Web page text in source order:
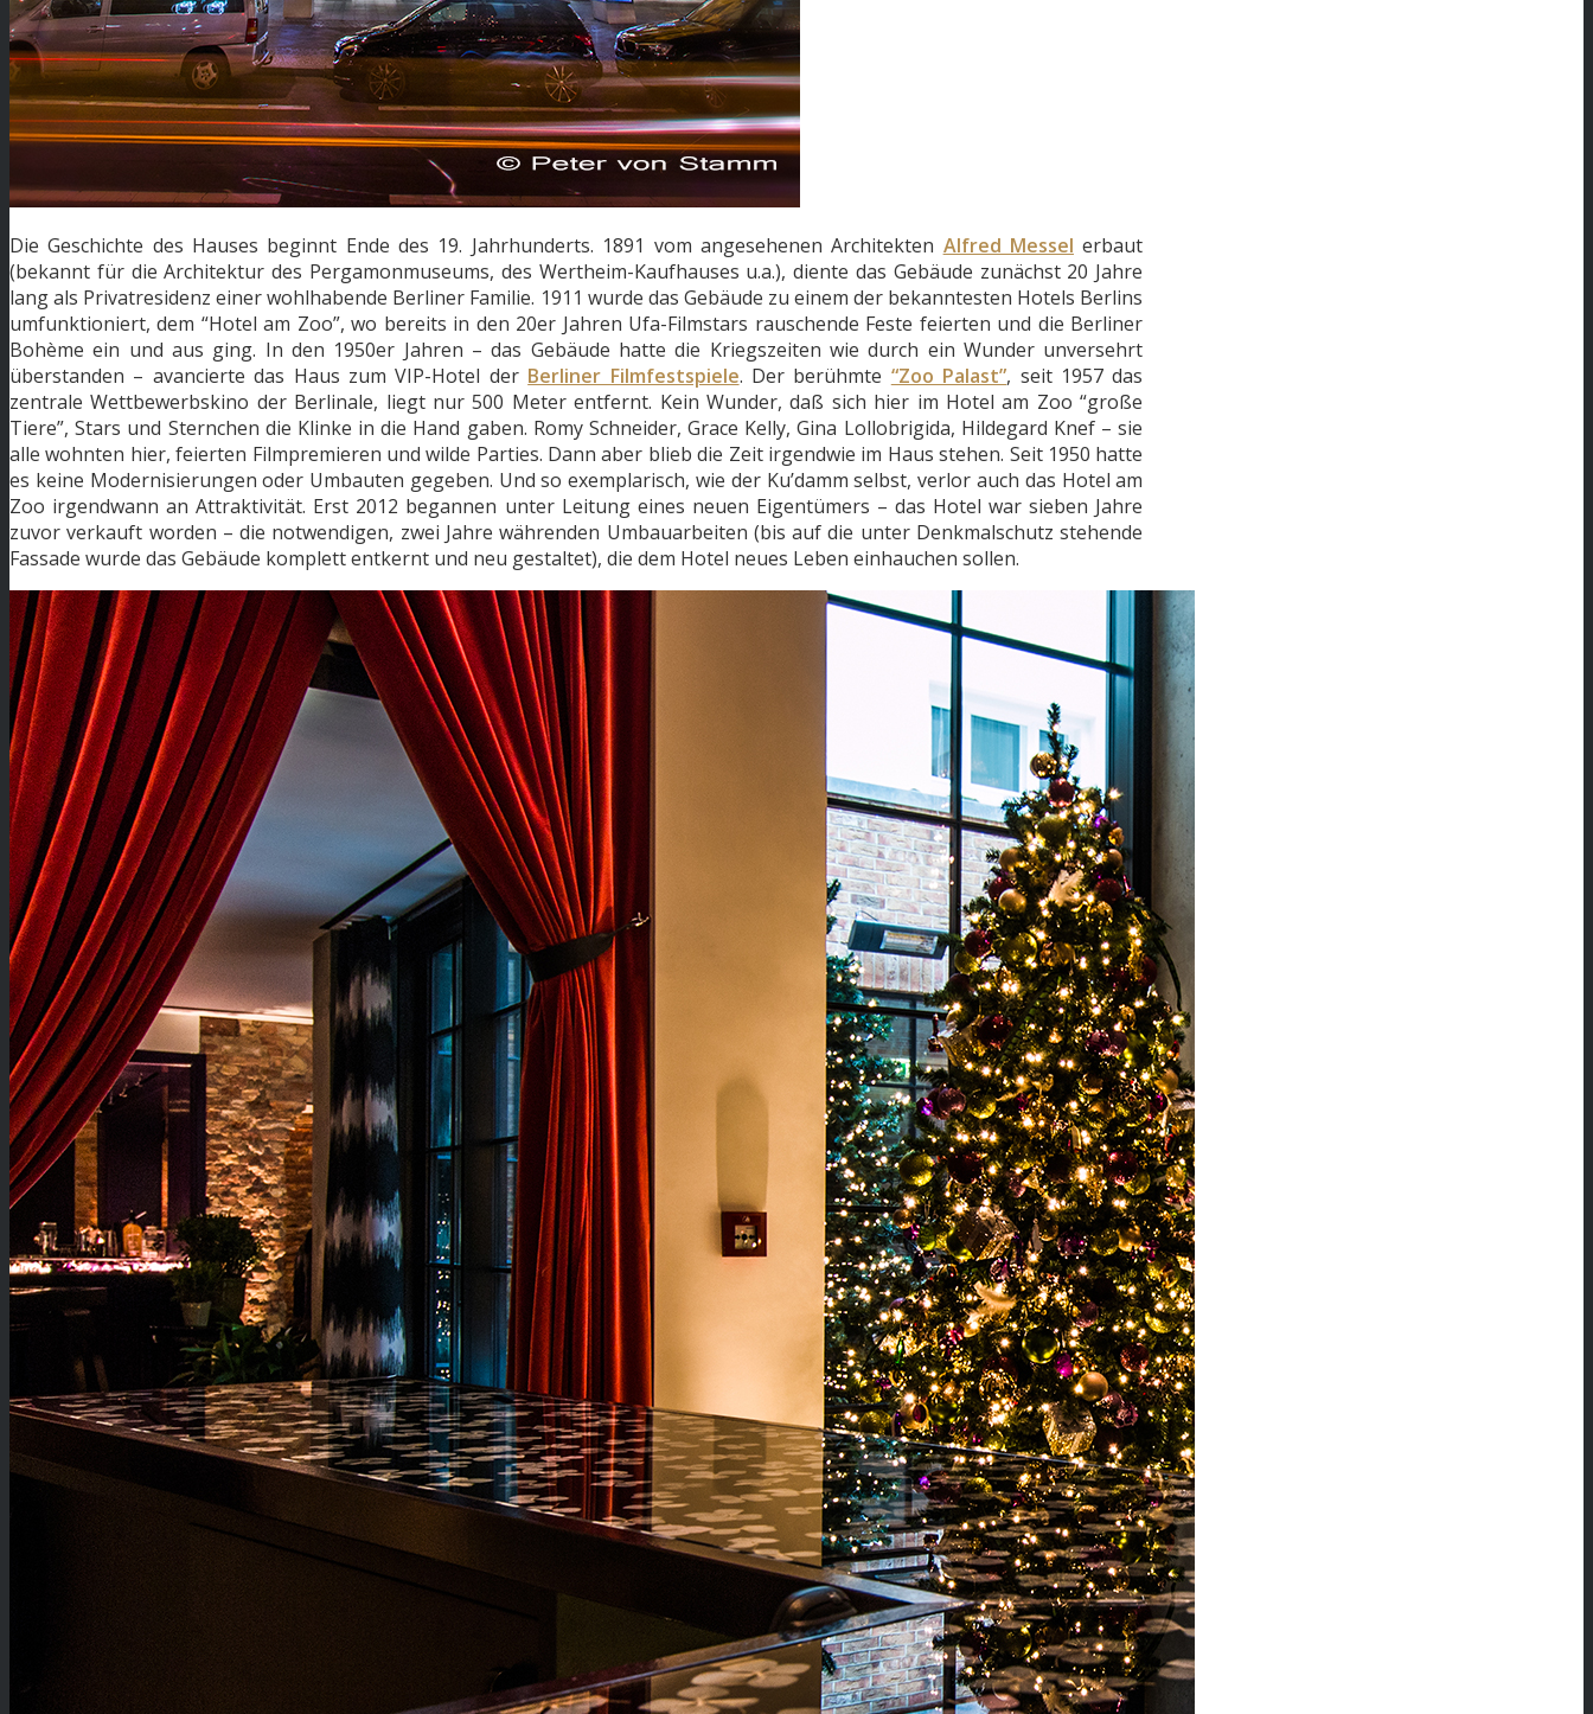
Die Geschichte des Hauses beginnt Ende des 19. Jahrhunderts. 1891 vom angesehenen Architekten Alfred Messel erbaut
(bekannt für die Architektur des Pergamonmuseums, des Wertheim-Kaufhauses u.a.), diente das Gebäude zunächst 20 Jahre
lang als Privatresidenz einer wohlhabende Berliner Familie. 1911 wurde das Gebäude zu einem der bekanntesten Hotels Berlins
umfunktioniert, dem “Hotel am Zoo”, wo bereits in den 20er Jahren Ufa-Filmstars rauschende Feste feierten und die Berliner
Bohème ein und aus ging. In den 1950er Jahren – das Gebäude hatte die Kriegszeiten wie durch ein Wunder unversehrt
überstanden – avancierte das Haus zum VIP-Hotel der Berliner Filmfestspiele. Der berühmte “Zoo Palast”, seit 1957 das
zentrale Wettbewerbskino der Berlinale, liegt nur 500 Meter entfernt. Kein Wunder, daß sich hier im Hotel am Zoo “große
Tiere”, Stars und Sternchen die Klinke in die Hand gaben. Romy Schneider, Grace Kelly, Gina Lollobrigida, Hildegard Knef – sie
alle wohnten hier, feierten Filmpremieren und wilde Parties. Dann aber blieb die Zeit irgendwie im Haus stehen. Seit 1950 hatte
es keine Modernisierungen oder Umbauten gegeben. Und so exemplarisch, wie der Ku’damm selbst, verlor auch das Hotel am
Zoo irgendwann an Attraktivität. Erst 2012 begannen unter Leitung eines neuen Eigentümers – das Hotel war sieben Jahre
zuvor verkauft worden – die notwendigen, zwei Jahre währenden Umbauarbeiten (bis auf die unter Denkmalschutz stehende
Fassade wurde das Gebäude komplett entkernt und neu gestaltet), die dem Hotel neues Leben einhauchen sollen.